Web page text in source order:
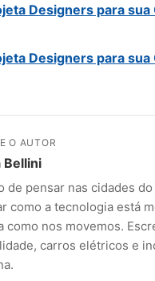
Designers para sua
Designers para sua
O AUTOR
Bellini
de pensar nas cidades
como a tecnologia está
como nos movemos.
carros elétricos e